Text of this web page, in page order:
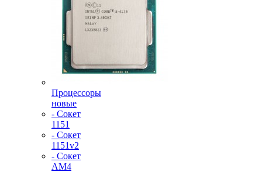
Процессоры
новые
- Сокет
1151
- Сокет
1151v2
- Сокет
AM4